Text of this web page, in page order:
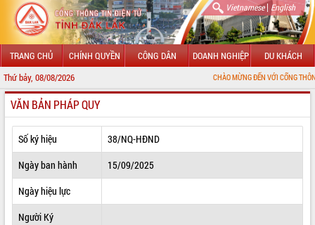
Vietnamese| English
TRANG CHỦ CHÍNH QUYỀN CÔNG DÂN DOANH NGHIỆP DU KHÁCH
Thứ bảy, 08/08/2026 CHÀO MỪNG ĐẾN VỚI CỔNG THÔNG TIN ĐIỆN
GIỚI THIỆU
LÃNH ĐẠO UBND TỈNH
TIN TỨC SỰ KIỆN
SỞ, BAN, NGÀNH
UBND CÁC XÃ, PHƯỜNG
VĂN BẢN PHÁP QUY
Số ký hiệu
38/NQ-HĐND
Ngày ban hành
15/09/2025
Ngày hiệu lực
Người Ký